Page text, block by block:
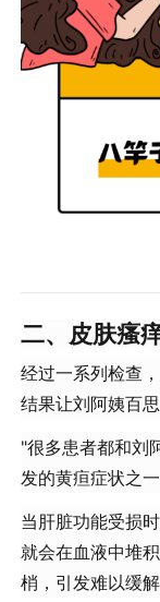
二、皮肤瘙
经过一系列检查
结果让刘阿姨百
"很多患者都和刘
发的黄疸症状之
当肝脏功能受损
就会在血液中堆
梢，引发难以缓